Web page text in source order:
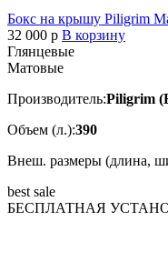
Бокс на крышу Piligrim
32 000 p В корзину
Глянцевые
Матовые
Производитель:Piligrim
Объем (л.):390
Внеш. размеры (длина,
best sale
БЕСПЛАТНАЯ